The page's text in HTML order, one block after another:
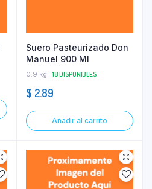
Suero Pasteurizado Don
Manuel 900 Ml
0.9 kg 18 DISPONIBLES
$ 2.89
Añadir al carrito